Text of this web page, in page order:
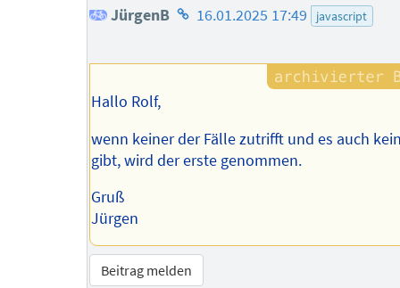
JürgenB Homepage
Autors
16.01.2025 17:49 javascript
Hallo Rolf,
wenn keiner der Fälle zutrifft und es auch
gibt, wird der erste genommen.
Gruß
Jürgen
Beitrag melden